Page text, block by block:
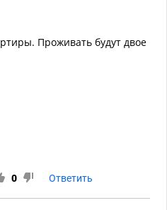
Проживать будут двое
0 Ответить